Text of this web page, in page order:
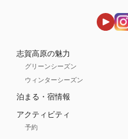
志賀高原の魅力
グリーンシーズン
ウィンターシーズン
泊まる・宿情報
アクティビティ
予約